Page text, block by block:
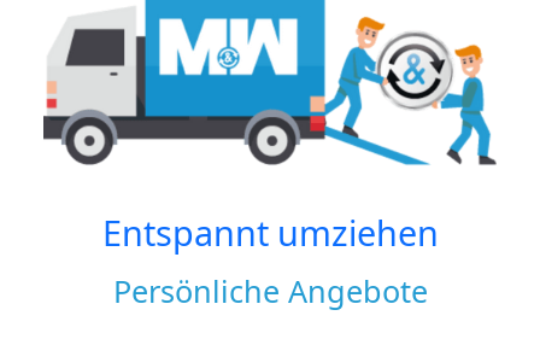
Entspannt umziehen
Persönliche Angebote